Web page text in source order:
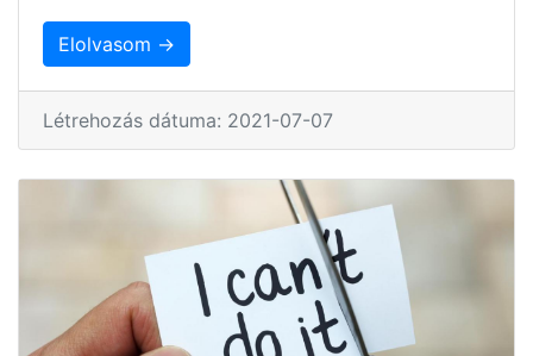
Elolvasom →
Létrehozás dátuma: 2021-07-07